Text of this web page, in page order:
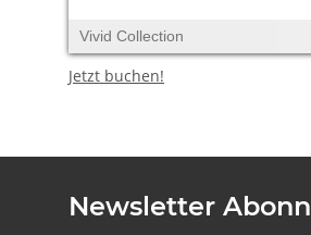
Vivid Collection
Jetzt buchen!
Newsletter